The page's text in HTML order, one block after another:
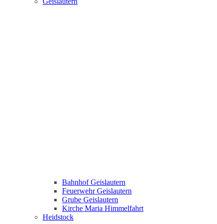
Bahnhof Geislautern
Feuerwehr Geislautern
Grube Geislautern
Kirche Maria Himmelfahrt
Heidstock